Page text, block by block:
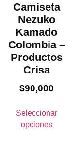
Camiseta
Nezuko
Kamado
Colombia –
Productos
Crisa
$90,000
Seleccionar
opciones